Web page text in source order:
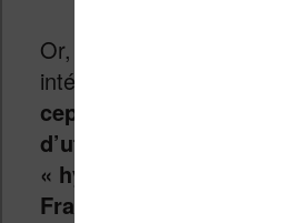
Or, même si ces
intéressantes sur le papier,
cependant parfois
d’utilisation en raison
« hybride » et d’une
France pas toujours au